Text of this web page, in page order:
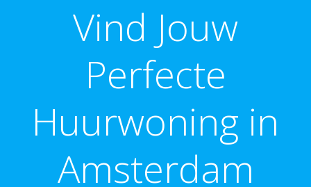
Vind Jouw
Perfecte
Huurwoning in
Amsterdam